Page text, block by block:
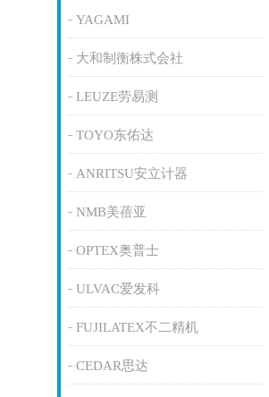
YAGAMI
大和制衡株式会社
LEUZE劳易测
TOYO东佑达
ANRITSU安立计器
NMB美蓓亚
OPTEX奥普士
ULVAC爱发科
FUJILATEX不二精机
CEDAR思达